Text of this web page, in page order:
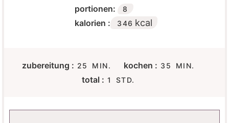
portionen: 8
kalorien : 346 kcal
zubereitung : 25
M
N
T
MIN. kochen : 35 M
T
MIN.
total : 1
N
STD.